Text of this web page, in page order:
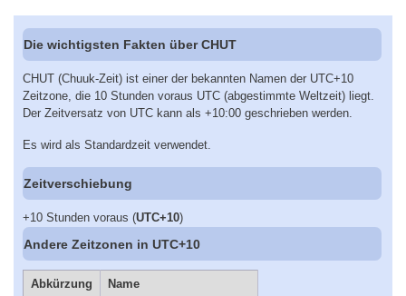
Die wichtigsten Fakten über CHUT
CHUT (Chuuk-Zeit) ist einer der bekannten Namen der UTC+10
Zeitzone, die 10 Stunden voraus UTC (abgestimmte Weltzeit) liegt.
Der Zeitversatz von UTC kann als +10:00 geschrieben werden.
Es wird als Standardzeit verwendet.
Zeitverschiebung
+10 Stunden voraus (UTC+10)
Andere Zeitzonen in UTC+10
Abkürzung
Name